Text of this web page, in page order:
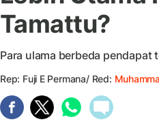
Tamattu?
Para ulama berbeda pendapat
Rep: Fuji E Permana/ Red: